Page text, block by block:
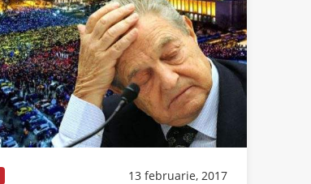
13 februarie, 2017